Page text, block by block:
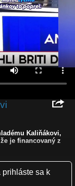
Kaliňákovi,
je financovaný z
prihláste sa k